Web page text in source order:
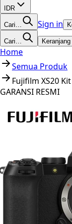
IDR
Cari… Sign in
Cari… Keranjang
Home
Semua Produk
Fujifilm XS20
GARANSI RESMI